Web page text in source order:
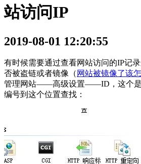
站访问IP
2019-08-01 12:20:55
有时候需要通过查看网站访问的IP记
否被盗链或者镜像（ 网站被镜像了该
管理网站——高级设置——ID，这个是
编号到这个位置查找：